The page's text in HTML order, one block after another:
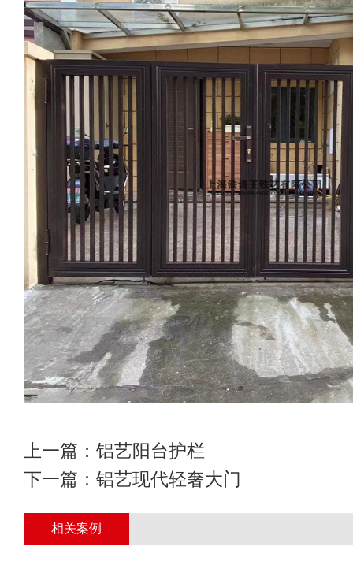
上一篇： 铝艺阳台护栏
下一篇： 铝艺现代轻奢大门
相关案例